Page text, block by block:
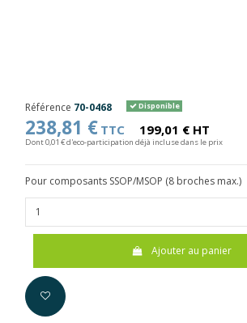
Référence 70-0468 Disponible
238,81 € TTC 199,01 € HT
Dont 0,01 € d'eco-participation déjà incluse dans le prix
Pour composants SSOP/MSOP (8 broches max.)
Ajouter au panier